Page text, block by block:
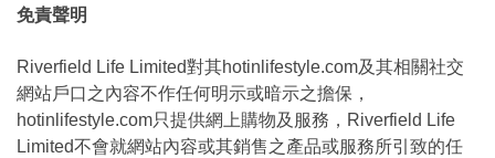
免責聲明
Riverfield Life Limited對其hotinlifestyle.com及其相關社交
網站戶口之內容不作任何明示或暗示之擔保，
hotinlifestyle.com只提供網上購物及服務，Riverfield Life
Limited不會就網站內容或其銷售之產品或服務所引致的任